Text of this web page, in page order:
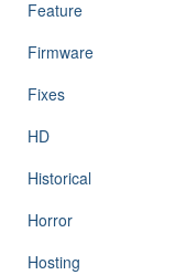
Feature
Firmware
Fixes
HD
Historical
Horror
Hosting